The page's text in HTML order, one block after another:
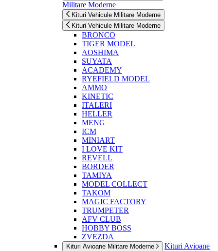
Militare Moderne
Kituri Vehicule Militare Moderne
Kituri Vehicule Militare Moderne
BRONCO
TIGER MODEL
AOSHIMA
SUYATA
ACADEMY
RYEFIELD MODEL
AMMO
KINETIC
ITALERI
HELLER
MENG
ICM
MINIART
I LOVE KIT
REVELL
BORDER
TAMIYA
MODEL COLLECT
TAKOM
MAGIC FACTORY
TRUMPETER
AFV CLUB
HOBBY BOSS
ZVEZDA
Kituri Avioane Militare Moderne
Kituri Avioane